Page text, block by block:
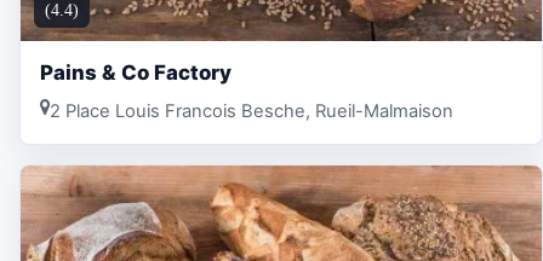
(4.4)
Pains & Co Factory
2 Place Louis Francois Besche, Rueil-Malmaison